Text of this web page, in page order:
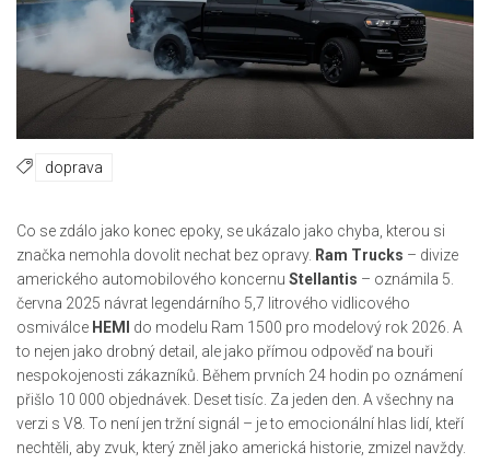
doprava
Co se zdálo jako konec epoky, se ukázalo jako chyba, kterou si
značka nemohla dovolit nechat bez opravy. Ram Trucks – divize
amerického automobilového koncernu Stellantis – oznámila 5.
června 2025 návrat legendárního 5,7 litrového vidlicového
osmiválce HEMI do modelu Ram 1500 pro modelový rok 2026. A
to nejen jako drobný detail, ale jako přímou odpověď na bouři
nespokojenosti zákazníků. Během prvních 24 hodin po oznámení
přišlo 10 000 objednávek. Deset tisíc. Za jeden den. A všechny na
verzi s V8. To není jen tržní signál – je to emocionální hlas lidí, kteří
nechtěli, aby zvuk, který zněl jako americká historie, zmizel navždy.